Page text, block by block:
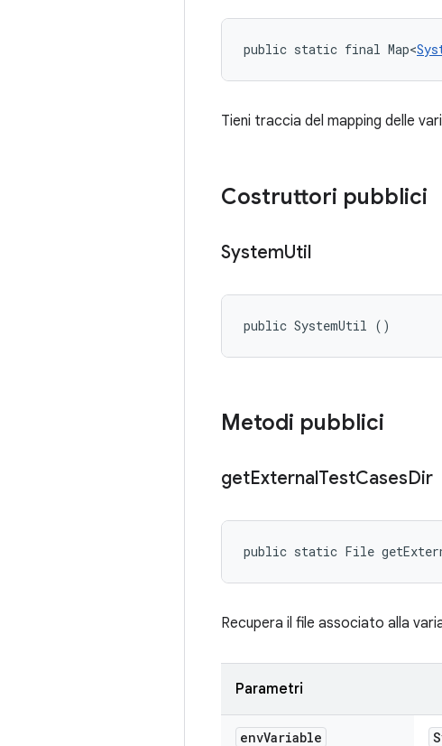
public static final Map<
Tieni traccia del mapping delle
Costruttori pubblici
SystemUtil
public SystemUtil ()
Metodi pubblici
getExternalTestCasesDir
public static File
Recupera il file associato alla
Parametri
envVariable